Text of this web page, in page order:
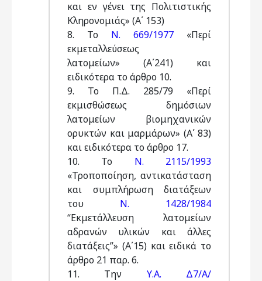
και εν γένει της Πολιτιστικής
Κληρονομιάς» (Α΄ 153)
8. Το Ν. 669/1977 «Περί
εκμεταλλεύσεως
λατομείων» (Α΄241) και
ειδικότερα το άρθρο 10.
9. Το Π.Δ. 285/79 «Περί
εκμισθώσεως δημόσιων
λατομείων βιομηχανικών
ορυκτών και μαρμάρων» (Α΄ 83)
και ειδικότερα το άρθρο 17.
10. Το Ν. 2115/1993
«Τροποποίηση, αντικατάσταση
και συμπλήρωση διατάξεων
του Ν. 1428/1984
“Εκμετάλλευση λατομείων
αδρανών υλικών και άλλες
διατάξεις”» (Α΄15) και ειδικά το
άρθρο 21 παρ. 6.
11. Την Υ.Α. Δ7/Α/